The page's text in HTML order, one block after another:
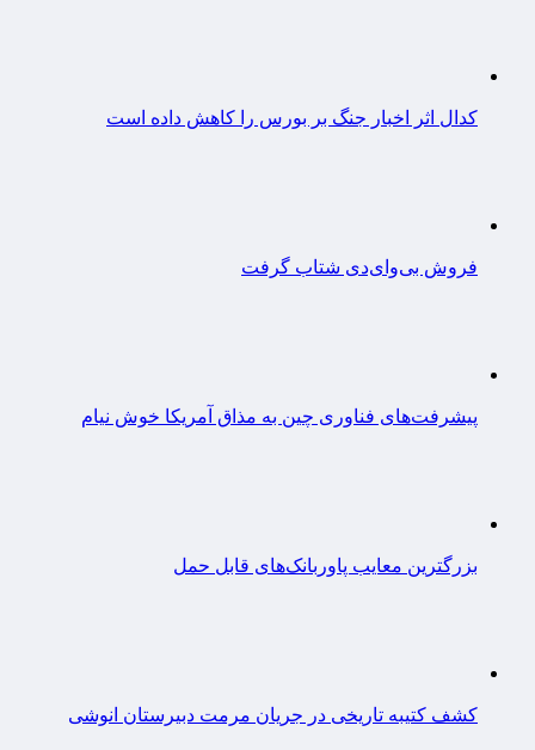
کدال اثر اخبار جنگ بر بورس را کاهش داده است
فروش بی‌وای‌دی شتاب گرفت
پیشرفت‌های فناوری چین به مذاق آمریکا خوش نیام
بزرگترین معایب پاوربانک‌های قابل حمل
کشف کتیبه تاریخی در جریان مرمت دبیرستان انوشی